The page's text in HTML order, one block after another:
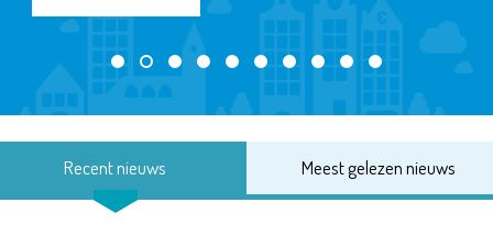
Recent nieuws Meest gelezen nieuws